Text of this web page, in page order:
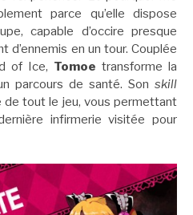
parce qu’elle dispose
capable d’occire presque
d’ennemis en un tour. Couplée
of Ice, Tomoe transforme la
parcours de santé. Son skill
de tout le jeu, vous permettant
infirmerie visitée pour